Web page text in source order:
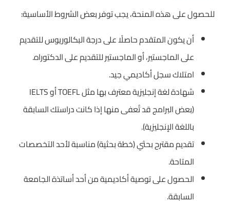
للحصول على هذه المنحة، يجب توفر بعض الشروط الأساسية:
أن يكون المتقدم حاصلًا على درجة البكالوريوس للتقديم
على الماجستير، أو الماجستير للتقديم على الدكتوراه.
امتلاك سجل أكاديمي جيد.
شهادة لغة إنجليزية معترف بها مثل TOEFL أو IELTS
(بعض البرامج قد تُعفى منها إذا كانت دراستك السابقة
باللغة الإنجليزية).
تقديم مقترح بحثي (خطة بحثية) مناسبة لأحد التخصصات
المتاحة.
الحصول على توصية أكاديمية من أحد أساتذة الجامعة
السابقة.